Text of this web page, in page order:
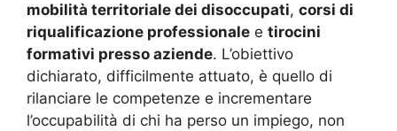
mobilità territoriale dei disoccupati, corsi di
riqualificazione professionale e tirocini
formativi presso aziende. L’obiettivo
dichiarato, difficilmente attuato, è quello di
rilanciare le competenze e incrementare
l’occupabilità di chi ha perso un impiego, non